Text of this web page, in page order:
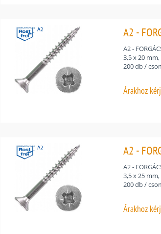
A2 -
A2 -
3,5 x 20
200 db /
Árakhoz
A2 -
A2 -
3,5 x 25
200 db /
Árakhoz